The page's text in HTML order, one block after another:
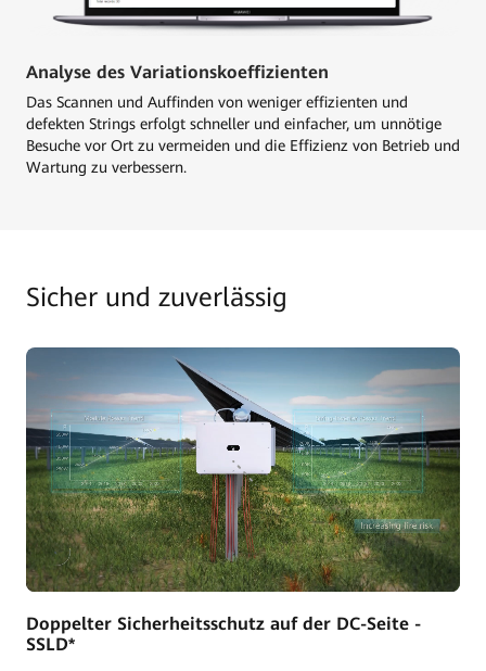
Analyse des Variationskoeffizienten
Das Scannen und Auffinden von weniger effizienten und
defekten Strings erfolgt schneller und einfacher, um unnötige
Besuche vor Ort zu vermeiden und die Effizienz von Betrieb und
Wartung zu verbessern.
Sicher und zuverlässig
Doppelter Sicherheitsschutz auf der DC-Seite -
SSLD*